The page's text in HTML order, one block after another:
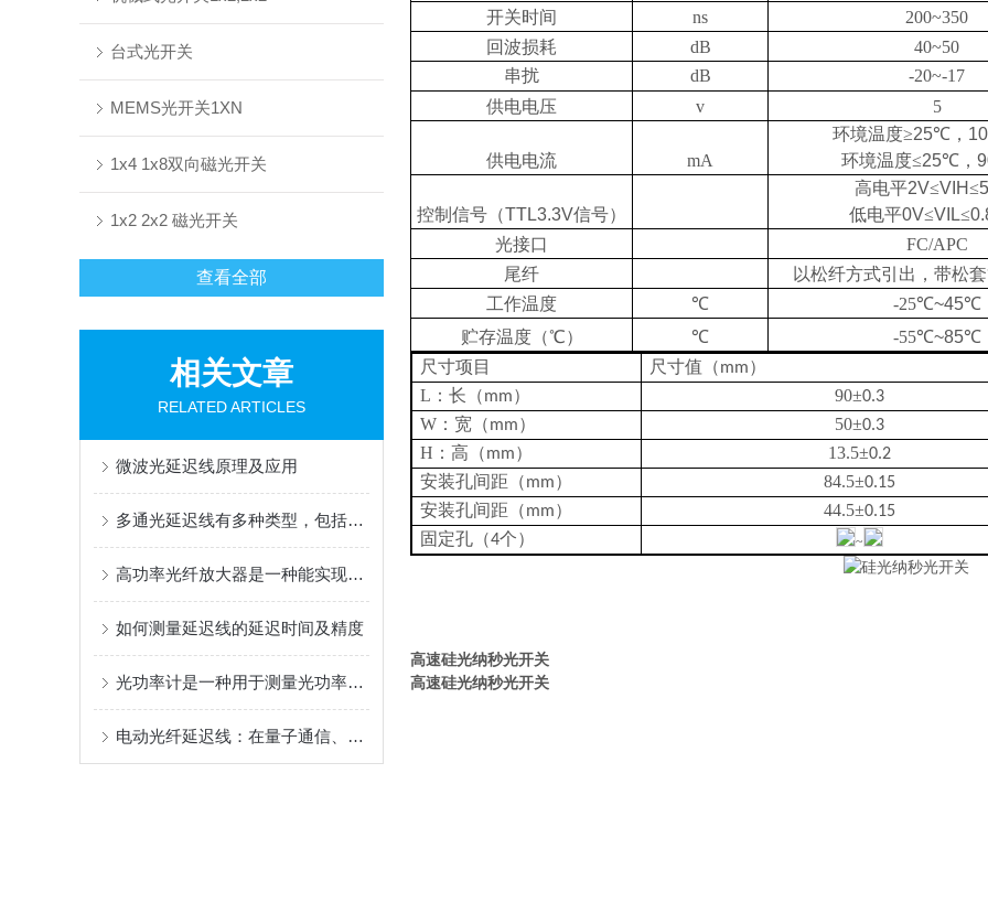
台式光开关
MEMS光开关1XN
1x4 1x8双向磁光开关
1x2 2x2 磁光开关
查看全部
相关文章
RELATED ARTICLES
微波光延迟线原理及应用
多通光延迟线有多种类型，包括固定延迟线和可调延迟线
高功率光纤放大器是一种能实现光信号高功率放大的关键器件
如何测量延迟线的延迟时间及精度
光功率计是一种用于测量光功率的仪器
电动光纤延迟线：在量子通信、5G与6G通信、航天与雷达系统、OCT等领域应用
开关时间
ns
200~350
回波损耗
dB
40~50
串扰
dB
-20~-17
供电电压
v 5
供电电流 mA
环境温度≥25℃，
环境温度≤25℃，
控制信号（TTL3.3V信号）
高电平2V≤VIH≤
低电平0V≤VIL≤
光接口
FC/APC
尾纤
以松纤方式引出，带松
工作温度
℃ -25℃~45℃
贮存温度（℃）
℃ -55℃~85℃
尺寸项目
尺寸值（mm）
L：长（mm） 90±0.3
W：宽（mm） 50±0.3
H：高（mm） 13.5±0.2
安装孔间距（mm） 84.5±0.15
安装孔间距（mm） 44.5±0.15
固定孔（4个） ~
高速硅光纳秒光开关
高速硅光纳秒光开关